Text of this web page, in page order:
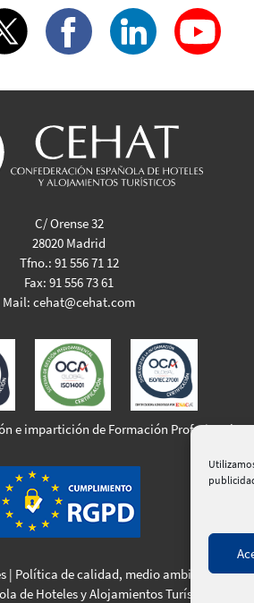
C/ Orense 32
28020 Madrid
Tfno.: 91 556 71 12
Fax: 91 556 73 61
Mail: cehat@cehat.com
e impartición de Formación Profesional
| Política de calidad, medio ambiente y
de Hoteles y Alojamientos Turísticos | Web: